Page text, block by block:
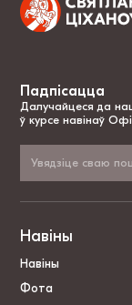
Падпісацца
Далучайцеся да
ў курсе навінаў
Навіны
Навіны
Фота